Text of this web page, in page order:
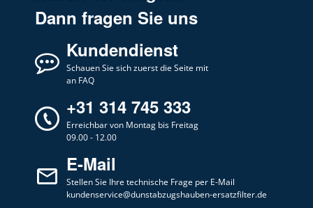
Dann fragen Sie uns
Kundendienst
Schauen Sie sich zuerst die Seite mit
an FAQ
+31 314 745 333
Erreichbar von Montag bis Freitag
09.00 - 12.00
E-Mail
Stellen Sie Ihre technische Frage per E-Mail
kundenservice@dunstabzugshauben-ersatzfilter.de